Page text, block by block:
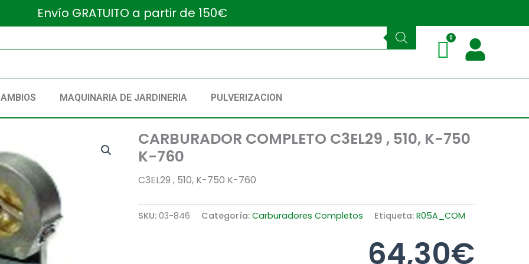
Envío GRATUITO a partir de 150€
MAQUINARIA DE JARDINERIA PULVERIZACION
CARBURADOR COMPLETO C3EL29 , 510, K-750
K-760
C3EL29 , 510, K-750 K-760
SKU: 03-846 Categoría: Carburadores Completos Etiqueta: R05A_COM
64,30€